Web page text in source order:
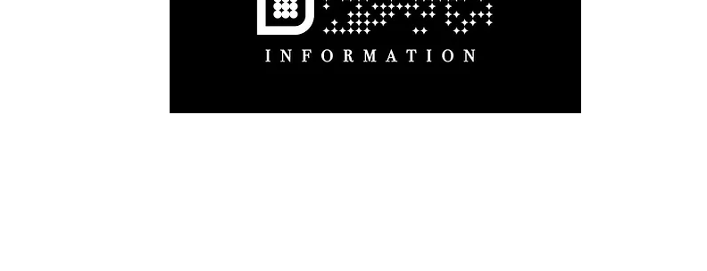
sceau ne peut plus être lissé sans que cela soit reconnaissable.
Les traces de sceaux hologrammes peuvent être facilement
éliminées en frottant doucement avec un ongle ou un chiffon